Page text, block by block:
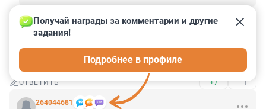
ОТВЕТИТЬ –0
Гость
ОТВЕТИТЬ +7 –1
264044681
Получай награды за комментарии и другие
задания!
Подробнее в профиле